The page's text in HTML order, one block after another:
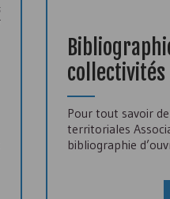
collectivités
Pour tout savoir
territoriales
bibliographie